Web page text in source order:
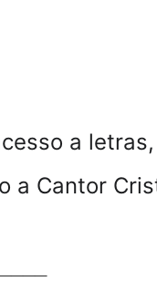
a
a Cantor